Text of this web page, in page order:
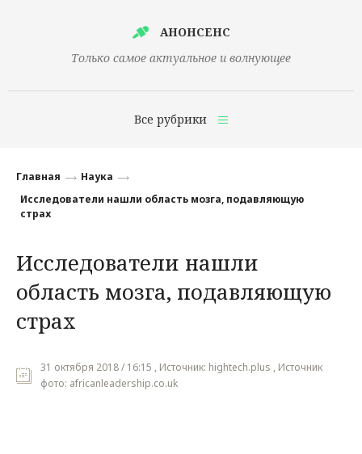
АНОНСЕНС
Только самое актуальное и волнующее
Все рубрики
Финансы
Наука
Культура
Общество
Мнения
Главная
Наука
Исследователи нашли область мозга, подавляющую
страх
Исследователи нашли
область мозга, подавляющую
страх
31 октября 2018 / 16:15 , Источник: hightech.plus , Источник
фото: africanleadership.co.uk